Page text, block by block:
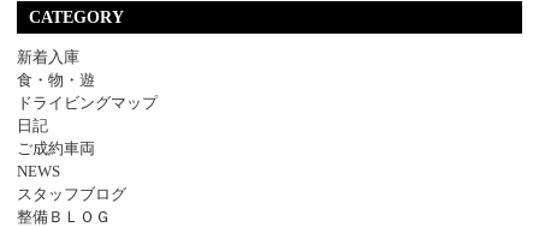
CATEGORY
新着入庫
食・物・遊
ドライビングマップ
日記
ご成約車両
NEWS
スタッフブログ
整備ＢＬＯＧ